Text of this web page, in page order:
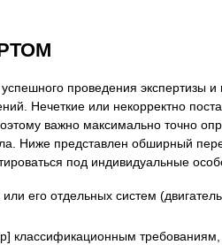
проведения экспертизы
Нечеткие или некорректно
важно максимально точно
Ниже представлен обширный
под индивидуальные
его отдельных систем
классификационным